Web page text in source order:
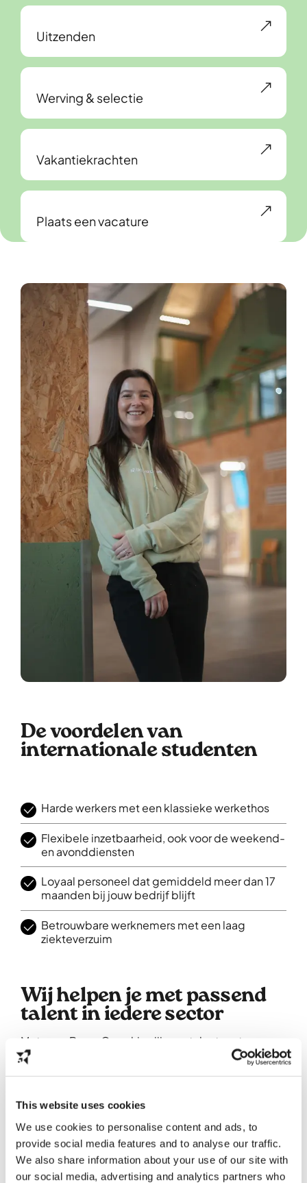
This website uses cookies
We use cookies to personalise content and ads, to
provide social media features and to analyse our traffic.
We also share information about your use of our site with
our social media, advertising and analytics partners who
Uitzenden
Werving & selectie
Vakantiekrachten
Plaats een vacature
Wij helpen je met passend
talent in iedere sector
Met onze Brave Ones kies jij voor talent met
karakter als aanvulling op jouw huidige team.
sector en organisatie.
Bindschaars, hoogopgeleid talent. Ook in
sectoren met hoge tekorten
Behoudpersoneel op de lange termijn zodat
jij jouw concurrentie een stap voor blijft.
De voordelen van
internationale studenten
Harde werkers met een klassieke werkethos
Flexibele inzetbaarheid, ook voor de weekend-
en avonddiensten
Loyaal personeel dat gemiddeld meer dan 17
maanden bij jouw bedrijf blijft
Betrouwbare werknemers met een laag
ziekteverzuim